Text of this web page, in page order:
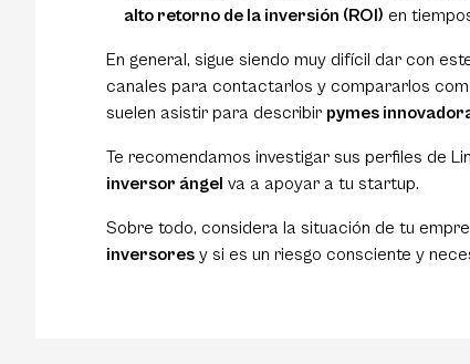
alto retorno de la inversión (ROI) en
En general, sigue siendo muy difícil dar con
canales para contactarlos y compararlos
suelen asistir para describir pymes
Te recomendamos investigar sus perfiles de
inversor ángel va a apoyar a tu startup.
Sobre todo, considera la situación de tu
inversores y si es un riesgo consciente y